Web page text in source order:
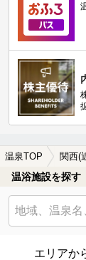
温泉TOP 関西(
温浴施設を探す
エリアか